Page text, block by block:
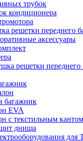
трубок
кондиционера
решетки переднего
аксессуары
решетки переднего
багажник
EVA
с текстильным кантом
днища
для